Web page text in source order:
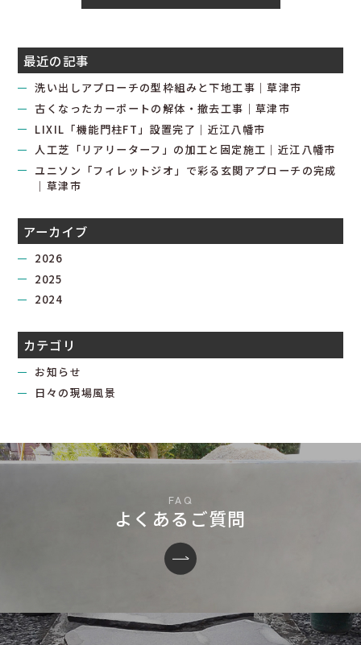
最近の記事
洗い出しアプローチの型枠組みと下地工事｜草津市
古くなったカーポートの解体・撤去工事｜草津市
LIXIL「機能門柱FT」設置完了｜近江八幡市
人工芝「リアリーターフ」の加工と固定施工｜近江八幡市
ユニソン「フィレットジオ」で彩る玄関アプローチの完成
｜草津市
アーカイブ
2026
2025
2024
カテゴリ
お知らせ
日々の現場風景
よくあるご質問